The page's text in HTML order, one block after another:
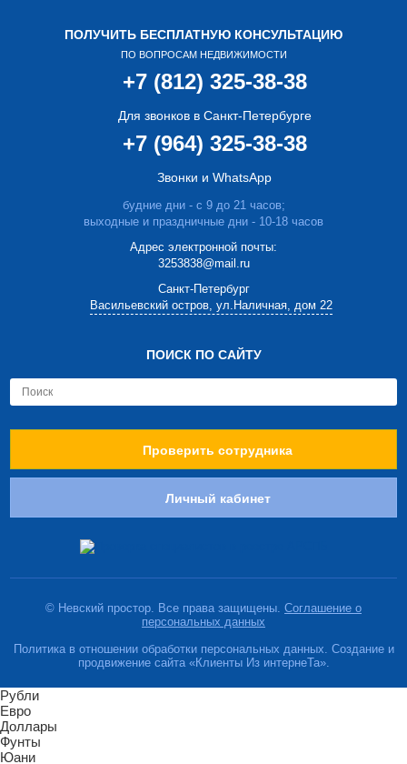
ПОЛУЧИТЬ БЕСПЛАТНУЮ КОНСУЛЬТАЦИЮ
ПО ВОПРОСАМ НЕДВИЖИМОСТИ
+7 (812) 325-38-38
Для звонков в Санкт-Петербурге
+7 (964) 325-38-38
Звонки и WhatsApp
будние дни - с 9 до 21 часов;
выходные и праздничные дни - 10-18 часов
Адрес электронной почты:
3253838@mail.ru
Cанкт-Петербург
Васильевский остров, ул.Наличная, дом 22
ПОИСК ПО САЙТУ
Проверить сотрудника
Личный кабинет
© Невский простор. Все права защищены. Соглашение о
персональных данных
Политика в отношении обработки персональных данных. Создание и
продвижение сайта «Клиенты Из интернеТа».
Рубли
Евро
Доллары
Фунты
Юани